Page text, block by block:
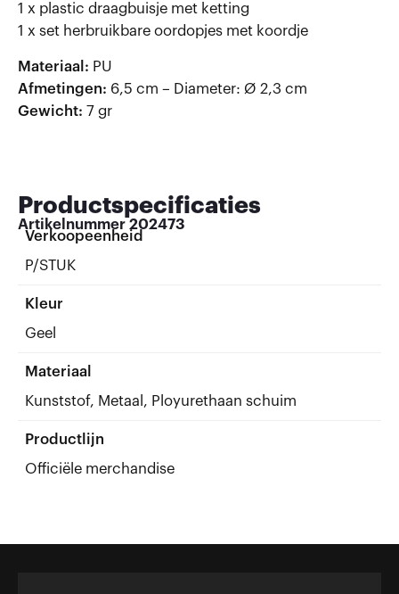
1 x plastic draagbuisje met ketting
1 x set herbruikbare oordopjes met koordje
Materiaal: PU
Afmetingen: 6,5 cm – Diameter: Ø 2,3 cm
Gewicht: 7 gr
Productspecificaties
Artikelnummer 202473
Verkoopeenheid
P/STUK
Kleur
Geel
Materiaal
Kunststof, Metaal, Ployurethaan schuim
Productlijn
Officiële merchandise